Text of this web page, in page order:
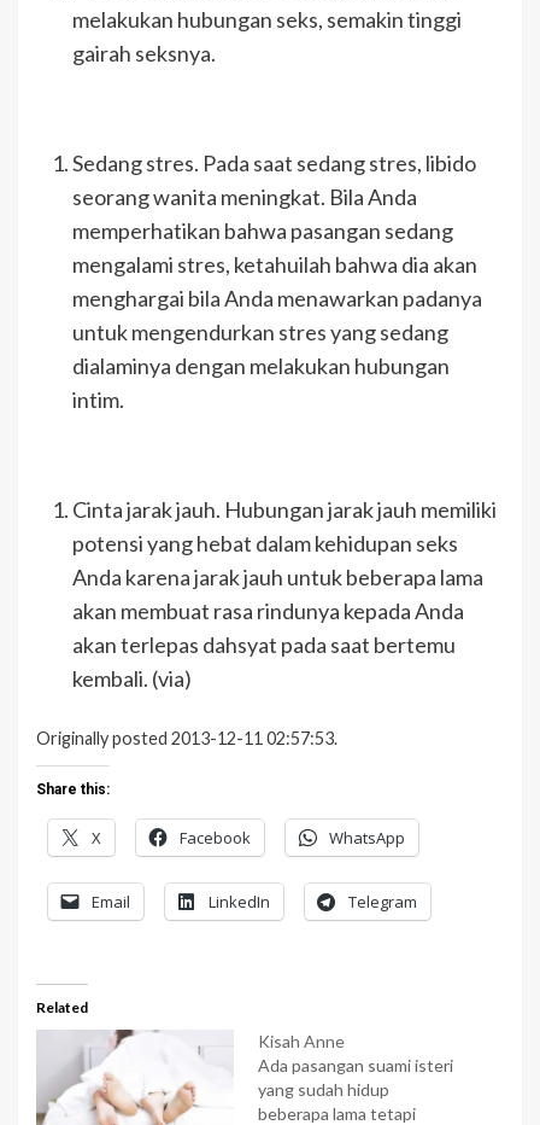
melakukan hubungan seks, semakin tinggi
gairah seksnya.
Sedang stres. Pada saat sedang stres, libido
seorang wanita meningkat. Bila Anda
memperhatikan bahwa pasangan sedang
mengalami stres, ketahuilah bahwa dia akan
menghargai bila Anda menawarkan padanya
untuk mengendurkan stres yang sedang
dialaminya dengan melakukan hubungan
intim.
Cinta jarak jauh. Hubungan jarak jauh memiliki
potensi yang hebat dalam kehidupan seks
Anda karena jarak jauh untuk beberapa lama
akan membuat rasa rindunya kepada Anda
akan terlepas dahsyat pada saat bertemu
kembali. (via)
Originally posted 2013-12-11 02:57:53.
Share this:
X Facebook WhatsApp
Email LinkedIn Telegram
Related
Kisah Anne
Ada pasangan suami isteri
yang sudah hidup
beberapa lama tetapi